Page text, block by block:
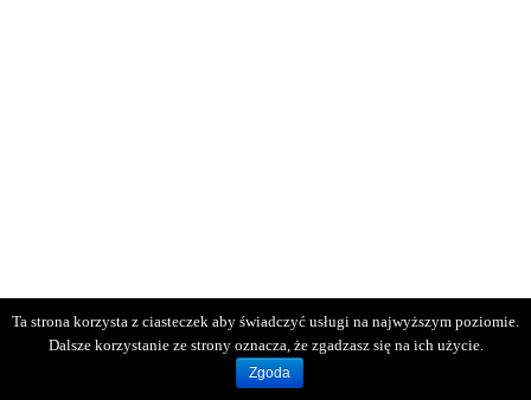
Ta strona korzysta z ciasteczek aby świadczyć usługi na najwyższym poziomie.
Dalsze korzystanie ze strony oznacza, że zgadzasz się na ich użycie.
Zgoda